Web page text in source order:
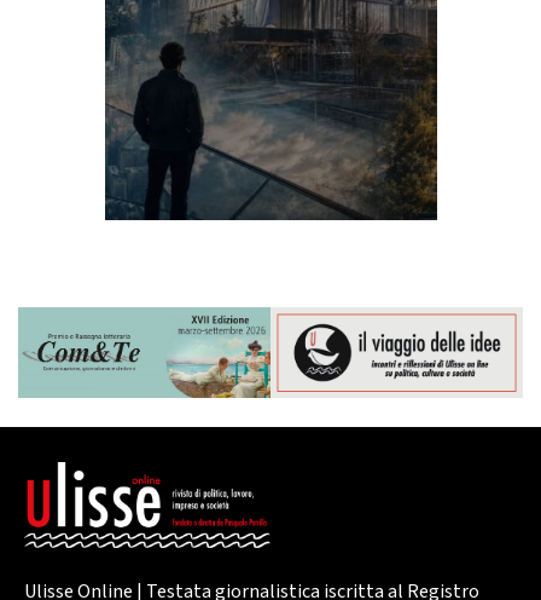
Ulisse Online | Testata giornalistica iscritta al Registro